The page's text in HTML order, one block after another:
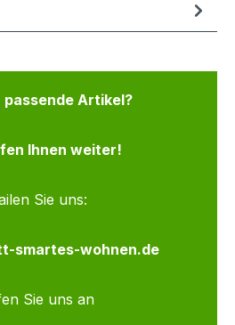
passende Artikel?
Ihnen weiter!
Sie uns:
smartes-wohnen.de
Sie uns an